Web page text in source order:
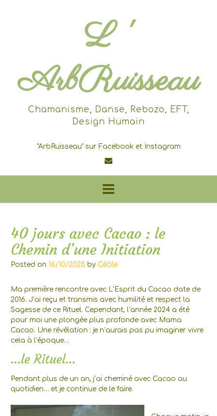
L '
ArbRuisseau
Chamanisme, Danse, Rebozo, EFT,
Design Humain
"ArbRuisseau" sur Facebook et Instagram
40 jours avec Cacao : le
Chemin d’une Initiation
Posted on 16/10/2025 by Cécile
Ma première rencontre avec L’Esprit du Cacao date de
2016. J’ai reçu et transmis avec humilité et respect la
Sagesse de ce Rituel. Cependant, l’année 2024 a été
pour moi une plongée plus profonde avec Mama
Cacao. Une révélation : je n’aurais pas pu imaginer vivre
cela à l’époque…
…le Rituel…
Pendant plus de un an, j’ai cheminé avec Cacao au
quotidien… et je continue de le faire.